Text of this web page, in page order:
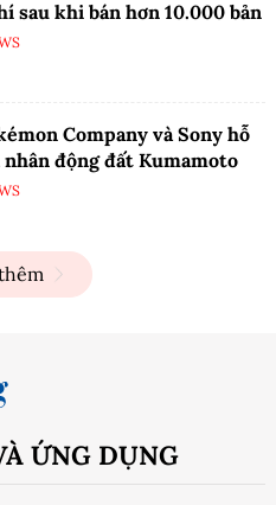
sau khi bán hơn 10.000 bản
Company và Sony hỗ
động đất Kumamoto
ỨNG DỤNG